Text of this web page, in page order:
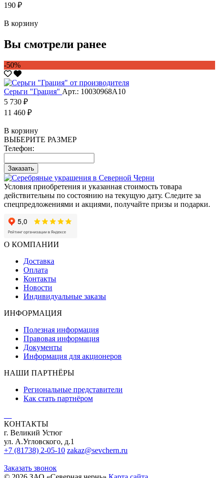
190 ₽
В корзину
Вы смотрели ранее
-50%
Серьги "Грация" Арт.: 10030968А10
5 730 ₽
11 460 ₽
В корзину
ВЫБЕРИТЕ РАЗМЕР
Телефон:
Заказать
Условия приобретения и указанная стоимость товара
действительны по состоянию на текущую дату. Следите за
спецпредложениями и акциями, получайте призы и подарки.
О КОМПАНИИ
Доставка
Оплата
Контакты
Новости
Индивидуальные заказы
ИНФОРМАЦИЯ
Полезная информация
Правовая информация
Документы
Информация для акционеров
НАШИ ПАРТНЁРЫ
Региональные представители
Как стать партнёром
КОНТАКТЫ
г. Великий Устюг
ул. А.Угловского, д.1
+7 (81738) 2-05-10 zakaz@sevchern.ru
Заказать звонок